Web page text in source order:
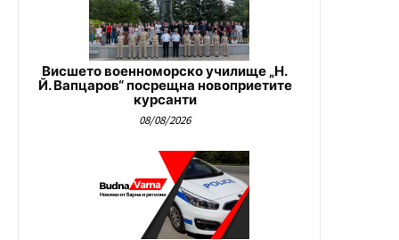
Висшето военноморско училище „Н.
Й. Вапцаров“ посрещна новоприетите
курсанти
08/08/2026